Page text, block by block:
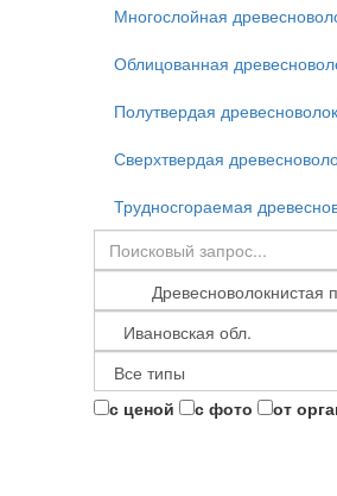
Многослойная
Облицованная
Полутвердая
Сверхтвердая
Трудносгораемая
с ценой с фото от